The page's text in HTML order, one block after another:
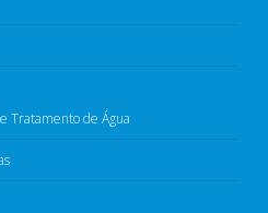
Tratamento de Água